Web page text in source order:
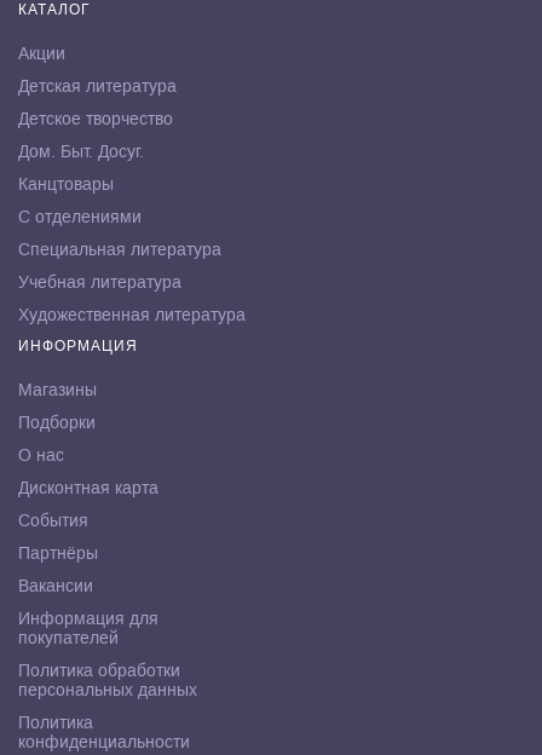
КАТАЛОГ
Акции
Детская литература
Детское творчество
Дом. Быт. Досуг.
Канцтовары
С отделениями
Специальная литература
Учебная литература
Художественная литература
ИНФОРМАЦИЯ
Магазины
Подборки
О нас
Дисконтная карта
События
Партнёры
Вакансии
Информация для
покупателей
Политика обработки
персональных данных
Политика
конфиденциальности